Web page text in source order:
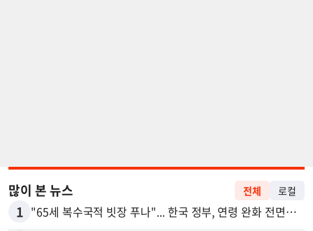
많이 본 뉴스 전체 로컬
1 "65세 복수국적 빗장 푸나"... 한국 정부, 연령 완화 전면 추진